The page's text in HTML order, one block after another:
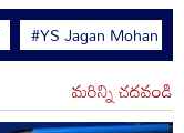
#YS Jagan Mohan
మరిన్ని చదవండి